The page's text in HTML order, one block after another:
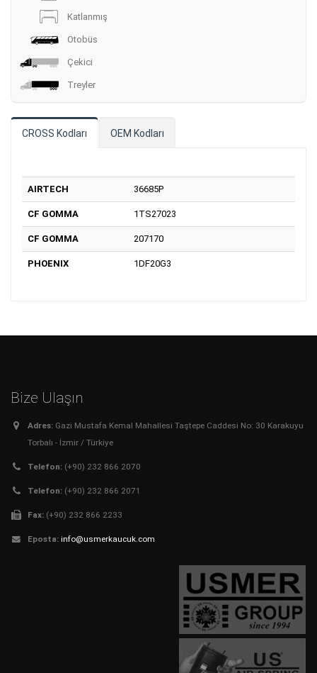
Katlanmış
Otobüs
Çekici
Treyler
CROSS Kodları OEM Kodları
AIRTECH 36685P
CF GOMMA 1TS27023
CF GOMMA 207170
PHOENIX 1DF20G3
Bize Ulaşın
Adres: Gazi Mustafa Kemal Mahallesi Taştepe Caddesi No: 30 Karakuyu
Torbalı - İzmir / Türkiye
Telefon: (+90) 232 866 2070
Telefon: (+90) 232 866 2071
Fax: (+90) 232 866 2233
Eposta: info@usmerkaucuk.com